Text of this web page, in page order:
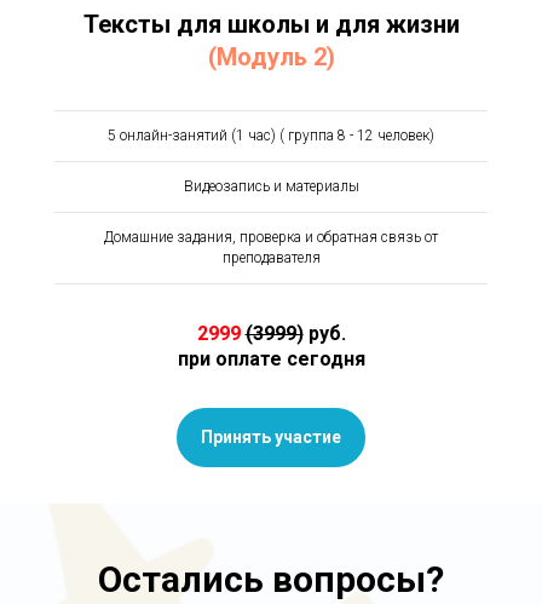
Тексты для школы и для жизни
(Модуль 2)
5 онлайн-занятий (1 час) ( группа 8 - 12 человек)
Видеозапись и материалы
Домашние задания, проверка и обратная связь от
преподавателя
2999 (3999)руб.
при оплате сегодня
Принять участие
Остались вопросы?